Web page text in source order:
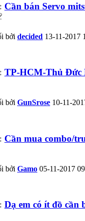
Cần bán Servo
bởi decided 13-11-2017
TP-HCM-Thủ Đức
bởi GunSrose 10-11-
Cần mua combo/
bởi Gamo 05-11-2017
Dạ em có ít đồ cần